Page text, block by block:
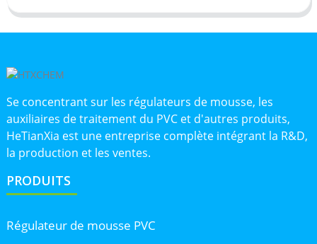
Se concentrant sur les régulateurs de mousse, les
auxiliaires de traitement du PVC et d'autres produits,
HeTianXia est une entreprise complète intégrant la R&D,
la production et les ventes.
PRODUITS
Régulateur de mousse PVC